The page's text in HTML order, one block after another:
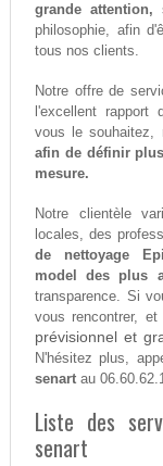
grande attention,
philosophie, afin
tous nos clients.
Notre offre de
l'excellent rapport
vous le souhaitez,
afin de définir
mesure.
Notre clientèle
locales, des
de nettoyage
model des plus
transparence. Si
vous rencontrer,
prévisionnel et
N'hésitez plus,
senartau
Liste des
senart